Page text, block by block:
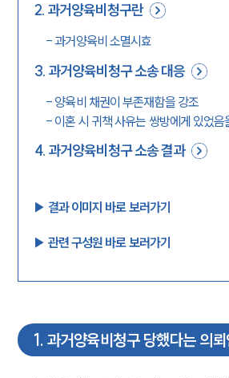
2. 과거양육비청구란
-과거양육비 소멸시효
3. 과거양육비청구 소송 대응
- 양육비 채권이 부존재함을 강조
- 이혼 시 귀책 사유는 쌍방에게 있었음
4. 과거양육비청구 소송 결과
▶︎ 결과 이미지 바로 보러가기
▶︎ 관련 구성원 바로 보러가기
1. 과거양육비청구 당했다는 의뢰